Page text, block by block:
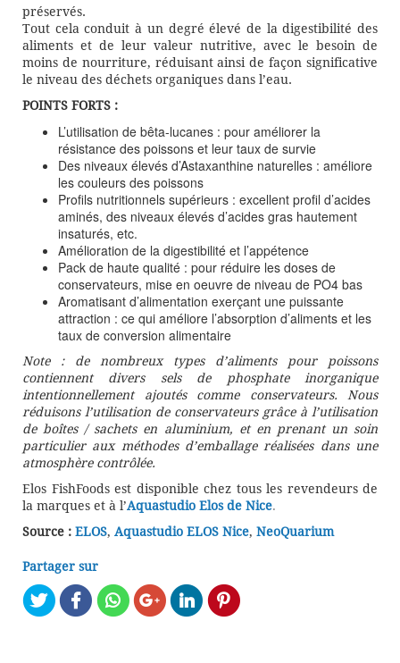
préservés.
Tout cela conduit à un degré élevé de la digestibilité des
aliments et de leur valeur nutritive, avec le besoin de
moins de nourriture, réduisant ainsi de façon significative
le niveau des déchets organiques dans l’eau.
POINTS FORTS :
L’utilisation de bêta-lucanes : pour améliorer la
résistance des poissons et leur taux de survie
Des niveaux élevés d’Astaxanthine naturelles : améliore
les couleurs des poissons
Profils nutritionnels supérieurs : excellent profil d’acides
aminés, des niveaux élevés d’acides gras hautement
insaturés, etc.
Amélioration de la digestibilité et l’appétence
Pack de haute qualité : pour réduire les doses de
conservateurs, mise en oeuvre de niveau de PO4 bas
Aromatisant d’alimentation exerçant une puissante
attraction : ce qui améliore l’absorption d’aliments et les
taux de conversion alimentaire
Note : de nombreux types d’aliments pour poissons
contiennent divers sels de phosphate inorganique
intentionnellement ajoutés comme conservateurs. Nous
réduisons l’utilisation de conservateurs grâce à l’utilisation
de boîtes / sachets en aluminium, et en prenant un soin
particulier aux méthodes d’emballage réalisées dans une
atmosphère contrôlée.
Elos FishFoods est disponible chez tous les revendeurs de
la marques et à l’Aquastudio Elos de Nice.
Source : ELOS, Aquastudio ELOS Nice, NeoQuarium
Partager sur